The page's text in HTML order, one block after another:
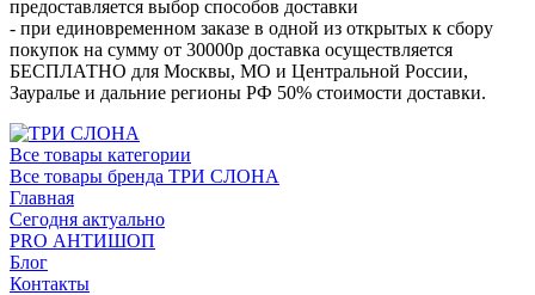
предоставляется выбор способов доставки
- при единовременном заказе в одной из открытых к сбору
покупок на сумму от 30000р доставка осуществляется
БЕСПЛАТНО для Москвы, МО и Центральной России,
Зауралье и дальние регионы РФ 50% стоимости доставки.
Все товары категории
Все товары бренда ТРИ СЛОНА
Главная
Сегодня актуально
PRO АНТИШОП
Блог
Контакты